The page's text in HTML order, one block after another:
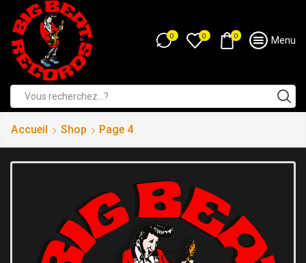
0 0 0 Menu
Accueil Shop Page 4